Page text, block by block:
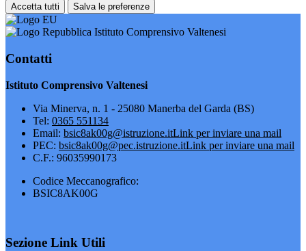
Accetta tutti Salva le preferenze
Istituto Comprensivo Valtenesi
Contatti
Istituto Comprensivo Valtenesi
Via Minerva, n. 1 - 25080 Manerba del Garda (BS)
Tel: 0365 551134
Email: bsic8ak00g@istruzione.itLink per inviare una mail
PEC: bsic8ak00g@pec.istruzione.itLink per inviare una mail
C.F.: 96035990173
Codice Meccanografico:
BSIC8AK00G
Sezione Link Utili